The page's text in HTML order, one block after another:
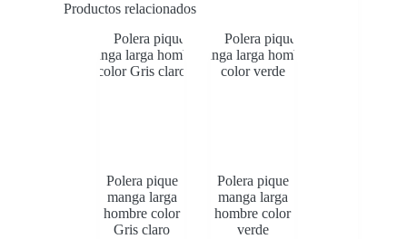
Productos relacionados
Polera pique
manga larga
hombre color
Gris claro
Polera pique
manga larga
hombre color
verde